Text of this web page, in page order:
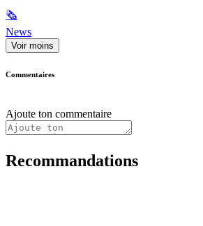
🗞
News
Voir moins
Commentaires
Ajoute ton commentaire
Recommandations